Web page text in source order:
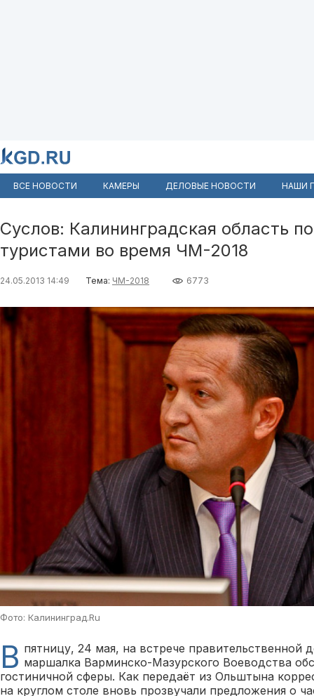
ВСЕ НОВОСТИ КАМЕРЫ ДЕЛОВЫЕ НОВОСТИ НАШИ
Суслов: Калининградская область
туристами во время ЧМ-2018
24.05.2013 14:49 Тема: ЧМ-2018 6773
Фото: Калининград.Ru
В пятницу, 24 мая, на встрече правительственной
маршалка Варминско-Мазурского Воеводства
гостиничной сферы. Как передаёт из Ольштына
на круглом столе вновь прозвучали предложения о